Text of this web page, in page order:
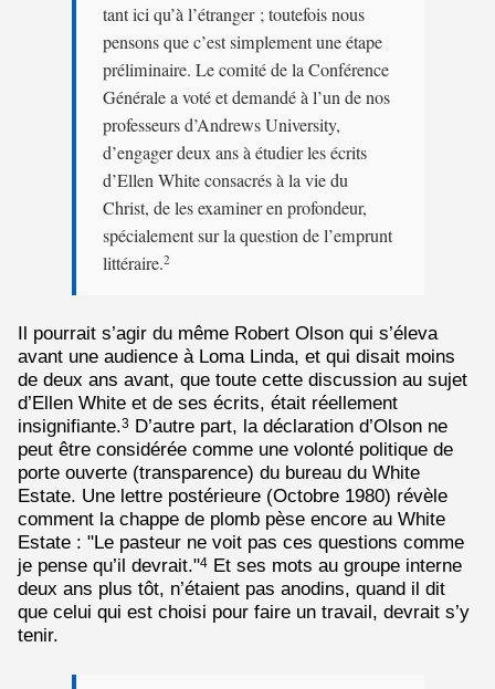
tant ici qu’à l’étranger ; toutefois nous
pensons que c’est simplement une étape
préliminaire. Le comité de la Conférence
Générale a voté et demandé à l’un de nos
professeurs d’Andrews University,
d’engager deux ans à étudier les écrits
d’Ellen White consacrés à la vie du
Christ, de les examiner en profondeur,
spécialement sur la question de l’emprunt
littéraire.2
Il pourrait s’agir du même Robert Olson qui s’éleva
avant une audience à Loma Linda, et qui disait moins
de deux ans avant, que toute cette discussion au sujet
d’Ellen White et de ses écrits, était réellement
insignifiante.3
D’autre part, la déclaration d’Olson ne
peut être considérée comme une volonté politique de
porte ouverte (transparence) du bureau du White
Estate. Une lettre postérieure (Octobre 1980) révèle
comment la chappe de plomb pèse encore au White
Estate : "Le pasteur ne voit pas ces questions comme
je pense qu’il devrait."4
Et ses mots au groupe interne
deux ans plus tôt, n’étaient pas anodins, quand il dit
que celui qui est choisi pour faire un travail, devrait s’y
tenir.